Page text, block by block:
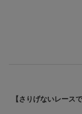
【さりげないレース